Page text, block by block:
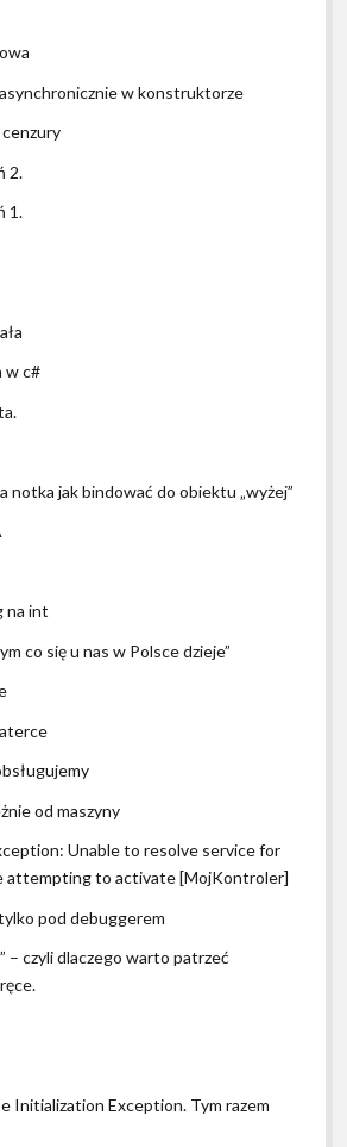
w konstruktorze
cenzury
2.
1.
w c#
notka jak bindować do obiektu „wyżej”
na int
co się u nas w Polsce dzieje”
od maszyny
Unable to resolve service for
attempting to activate [MojKontroler]
pod debuggerem
– czyli dlaczego warto patrzeć
Initialization Exception. Tym razem